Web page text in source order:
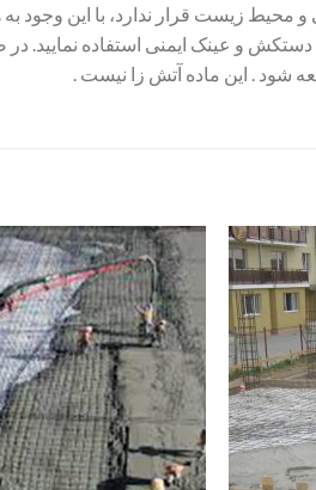
زیست قرار ندارد، با این وجود به
و عینک ایمنی استفاده نمایید.
شود . این ماده آتش زا نیست .
افزودن
به
علاقه
مندی
ها